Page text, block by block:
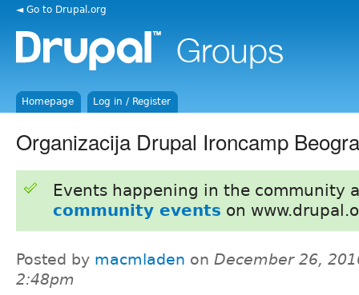
◄ Go to Drupal.org
Homepage Log in / Register
Organizacija Drupal Ironcamp
Events happening in the community
community events on
Posted by macmladen on December 26,
2:48pm